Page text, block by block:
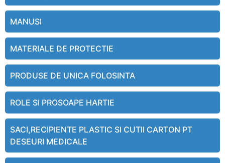
MANUSI
MATERIALE DE PROTECTIE
PRODUSE DE UNICA FOLOSINTA
ROLE SI PROSOAPE HARTIE
SACI,RECIPIENTE PLASTIC SI CUTII CARTON PT
DESEURI MEDICALE